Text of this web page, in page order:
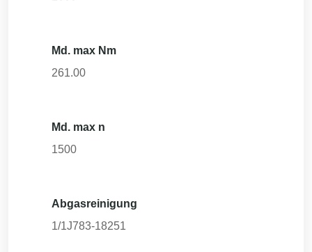
Md. max Nm
261.00
Md. max n
1500
Abgasreinigung
1/1J783-18251